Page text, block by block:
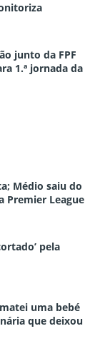
junto da FPF
1.ª jornada da
Médio saiu do
Premier League
pela
uma bebé
que deixou